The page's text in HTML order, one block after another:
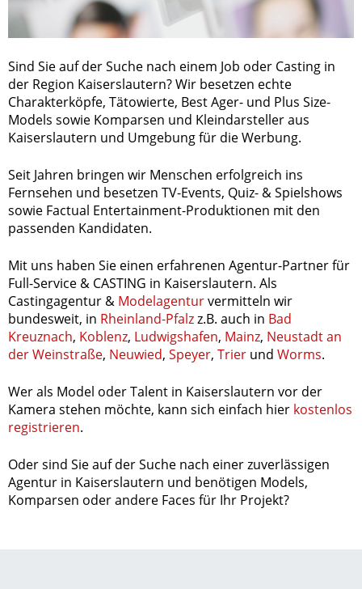
Sind Sie auf der Suche nach einem Job oder Casting in
der Region Kaiserslautern? Wir besetzen echte
Charakterköpfe, Tätowierte, Best Ager- und Plus Size-
Models sowie Komparsen und Kleindarsteller aus
Kaiserslautern und Umgebung für die Werbung.
Seit Jahren bringen wir Menschen erfolgreich ins
Fernsehen und besetzen TV-Events, Quiz- & Spielshows
sowie Factual Entertainment-Produktionen mit den
passenden Kandidaten.
Mit uns haben Sie einen erfahrenen Agentur-Partner für
Full-Service & CASTING in Kaiserslautern. Als
Castingagentur & Modelagenturvermitteln wir
bundesweit, in Rheinland-Pfalzz.B. auch in Bad
Kreuznach, Koblenz, Ludwigshafen, Mainz, Neustadt an
der Weinstraße, Neuwied, Speyer, Trier und Worms.
Wer als Model oder Talent in Kaiserslautern vor der
Kamera stehen möchte, kann sich einfach hier kostenlos
registrieren.
Oder sind Sie auf der Suche nach einer zuverlässigen
Agentur in Kaiserslautern und benötigen Models,
Komparsen oder andere Faces für Ihr Projekt?